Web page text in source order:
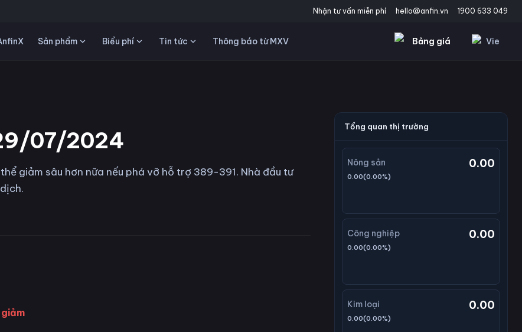
Nhận tư vấn miễn phí hello@anfin.vn 1900 633 049
Sản phẩm Biểu phí Tin tức Thông báo từ MXV Bảng giá Vie
07/2024
giảm sâu hơn nữa nếu phá vỡ hỗ trợ 389-391. Nhà đầu tư
giảm
Tổng quan thị trường
Nông sản 0.00
0.00(0.00%)
Công nghiệp 0.00
0.00(0.00%)
Kim loại 0.00
0.00(0.00%)